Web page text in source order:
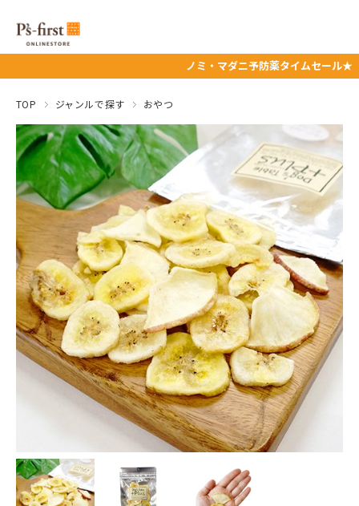
ノミ・マダニ予防薬タイムセール★ 8/12（水）
TOP ジャンルで探す おやつ